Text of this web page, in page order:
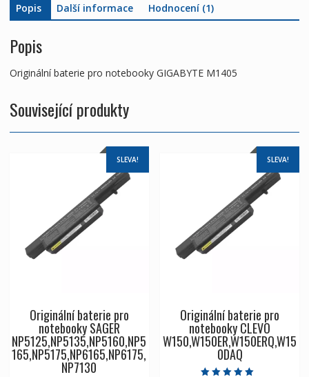
Popis Další informace Hodnocení (1)
Popis
Originální baterie pro notebooky GIGABYTE M1405
Související produkty
SLEVA!
Originální baterie pro
notebooky SAGER
NP5125,NP5135,NP5160,NP5
165,NP5175,NP6165,NP6175,
NP7130
SLEVA!
Originální baterie pro
notebooky CLEVO
W150,W150ER,W150ERQ,W15
0DAQ